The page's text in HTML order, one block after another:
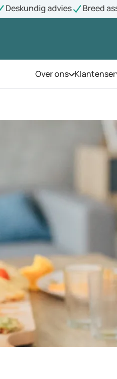
Deskundig advies Breed
Over onsOpen het